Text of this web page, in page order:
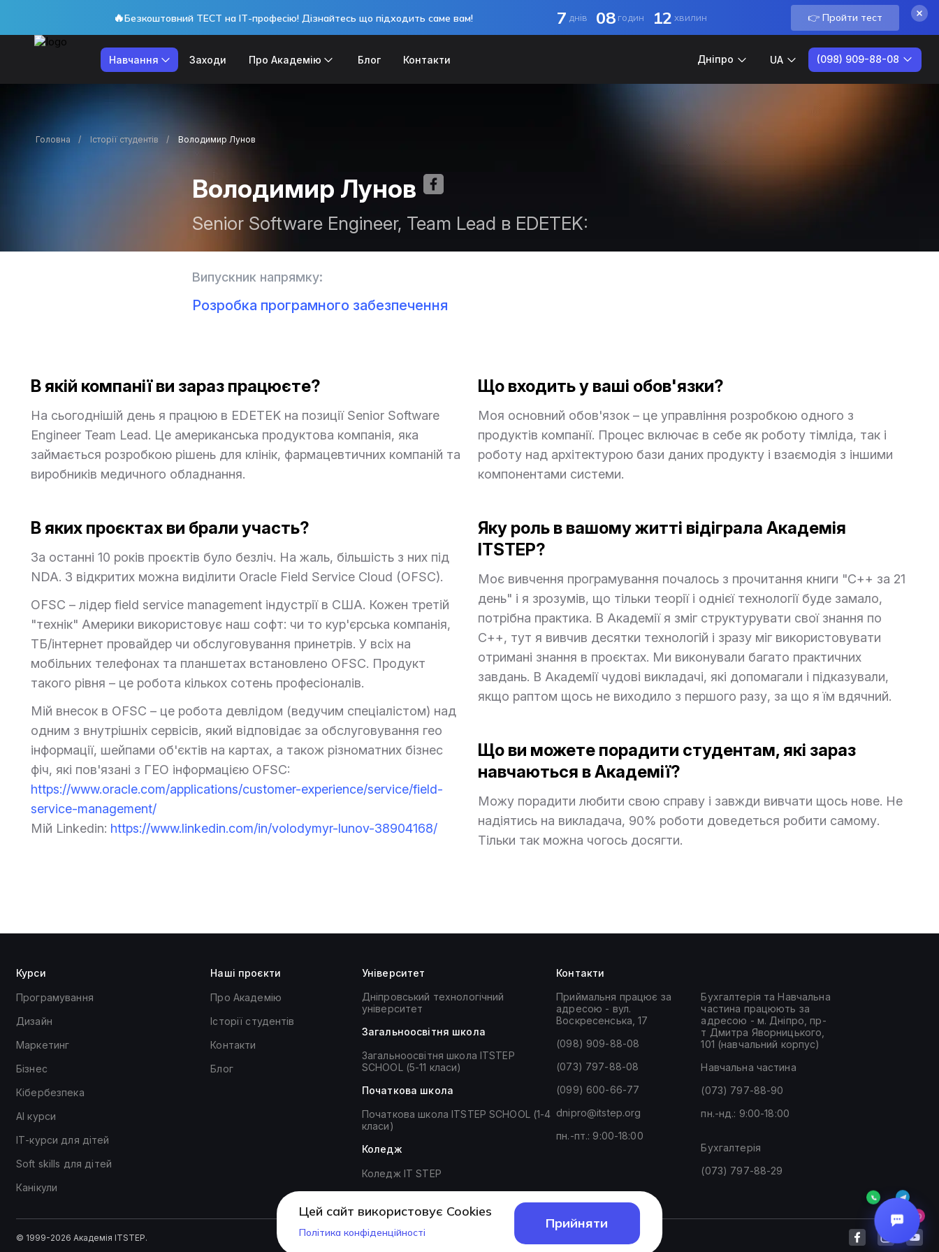
🔥Безкоштовний ТЕСТ на ІТ-професію! Дізнайтесь що підходить саме вам! 7 днів 08 годин 12 хвилин 👉 Пройти тест
Навчання Заходи Про Академію Блог Контакти Дніпро UA (098) 909-88-08
Володимир Лунов
Senior Software Engineer, Team Lead в EDETEK:
Випускник напрямку:
Розробка програмного забезпечення
В якій компанії ви зараз працюєте?
На сьогоднішій день я працюю в EDETEK на позиції Senior Software
Engineer Team Lead. Це американська продуктова компанія, яка
займається розробкою рішень для клінік, фармацевтичних компаній та
виробників медичного обладнання.
Що входить у ваші обов'язки?
Моя основний обов'язок – це управління розробкою одного з
продуктів компанії. Процес включає в себе як роботу тімліда, так і
роботу над архітектурою бази даних продукту і взаємодія з іншими
компонентами системи.
В яких проєктах ви брали участь?
За останні 10 років проєктів було безліч. На жаль, більшість з них під
NDA. З відкритих можна виділити Oracle Field Service Cloud (OFSC).
OFSC – лідер field service management індустрії в США. Кожен третій
"технік" Америки використовує наш софт: чи то кур'єрська компанія,
ТБ/інтернет провайдер чи обслуговування принетрів. У всіх на
мобільних телефонах та планшетах встановлено OFSC. Продукт
такого рівня – це робота кількох сотень професіоналів.
Мій внесок в OFSC – це робота девлідом (ведучим спеціалістом) над
одним з внутрішніх сервісів, який відповідає за обслуговування гео
інформації, шейпами об'єктів на картах, а також різноматних бізнес
фіч, які пов'язані з ГЕО інформацією OFSC:
https://www.oracle.com/applications/customer-experience/service/field-
service-management/
Мій Linkedin: https://www.linkedin.com/in/volodymyr-lunov-38904168/
Яку роль в вашому житті відіграла Академія
ITSTEP?
Моє вивчення програмування почалось з прочитання книги "С++ за 21
день" і я зрозумів, що тільки теорії і однієї технології буде замало,
потрібна практика. В Академії я зміг структурувати свої знання по
С++, тут я вивчив десятки технологій і зразу міг використовувати
отримані знання в проєктах. Ми виконували багато практичних
завдань. В Академії чудові викладачі, які допомагали і підказували,
якщо раптом щось не виходило з першого разу, за що я їм вдячний.
Що ви можете порадити студентам, які зараз
навчаються в Академії?
Можу порадити любити свою справу і завжди вивчати щось нове. Не
надіятись на викладача, 90% роботи доведеться робити самому.
Тільки так можна чогось досягти.
Головна Історії студентів Володимир Лунов
Курси
Програмування
Дизайн
Маркетинг
Бізнес
Кібербезпека
АІ курси
ІТ-курси для дітей
Soft skills для дітей
Канікули
Наші проєкти
Про Академію
Історії студентів
Контакти
Блог
Університет
Дніпровський технологічний
університет
Загальноосвiтня школа
Загальноосвітня школа ITSTEP
SCHOOL (5-11 класи)
Початкова школа
Початкова школа ITSTEP SCHOOL (1-4
класи)
Коледж
Коледж IT STEP
Контакти
Приймальня працює за
адресою - вул.
Воскресенська, 17
(098) 909-88-08
(073) 797-88-08
(099) 600-66-77
dnipro@itstep.org
пн.-пт.: 9:00-18:00
Бухгалтерія та Навчальна
частина працюють за
адресою - м. Дніпро, пр-
т Дмитра Яворницького,
101 (навчальний корпус)
Навчальна частина
(073) 797-88-90
пн.-нд.: 9:00-18:00
Бухгалтерія
(073) 797-88-29
© 1999-2026 Академія ITSTEP.
Цей сайт використовує Cookies
Політика конфіденційності
Прийняти